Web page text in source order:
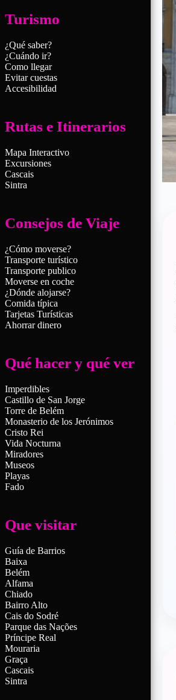
Turismo
¿Qué saber?
¿Cuándo ir?
Como llegar
Evitar cuestas
Accesibilidad
Rutas e Itinerarios
Mapa Interactivo
Excursiones
Cascais
Sintra
Consejos de Viaje
¿Cómo moverse?
Transporte turístico
Transporte publico
Moverse en coche
¿Dónde alojarse?
Comida típica
Tarjetas Turísticas
Ahorrar dinero
Qué hacer y qué ver
Imperdibles
Castillo de San Jorge
Torre de Belém
Monasterio de los Jerónimos
Cristo Rei
Vida Nocturna
Miradores
Museos
Playas
Fado
Que visitar
Guía de Barrios
Baixa
Belém
Alfama
Chiado
Bairro Alto
Cais do Sodré
Parque das Nações
Príncipe Real
Mouraria
Graça
Cascais
Sintra